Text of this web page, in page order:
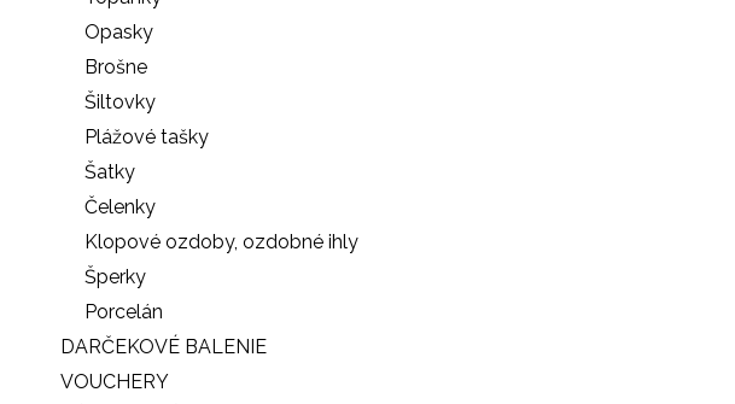
Opasky
Brošne
Šiltovky
Plážové tašky
Šatky
Čelenky
Klopové ozdoby, ozdobné ihly
Šperky
Porcelán
DARČEKOVÉ BALENIE
VOUCHERY